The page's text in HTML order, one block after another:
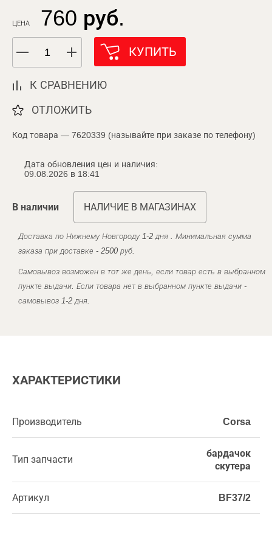
ЦЕНА 760 руб.
КУПИТЬ
К СРАВНЕНИЮ
ОТЛОЖИТЬ
Код товара — 7620339 (называйте при заказе по телефону)
Дата обновления цен и наличия:
09.08.2026 в 18:41
В наличии НАЛИЧИЕ В МАГАЗИНАХ
Доставка по Нижнему Новгороду 1-2 дня . Минимальная сумма
заказа при доставке - 2500 руб.
Самовывоз возможен в тот же день, если товар есть в выбранном
пункте выдачи. Если товара нет в выбранном пункте выдачи -
самовывоз 1-2 дня.
ХАРАКТЕРИСТИКИ
Производитель Corsa
Тип запчасти
бардачок
скутера
Артикул BF37/2